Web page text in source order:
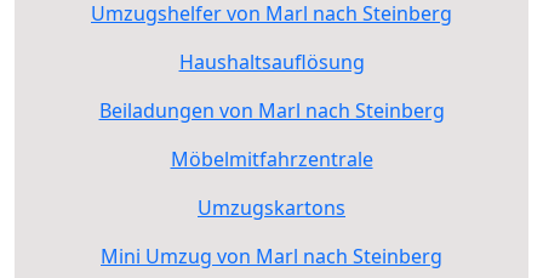
Umzugshelfer von Marl nach Steinberg
Haushaltsauflösung
Beiladungen von Marl nach Steinberg
Möbelmitfahrzentrale
Umzugskartons
Mini Umzug von Marl nach Steinberg